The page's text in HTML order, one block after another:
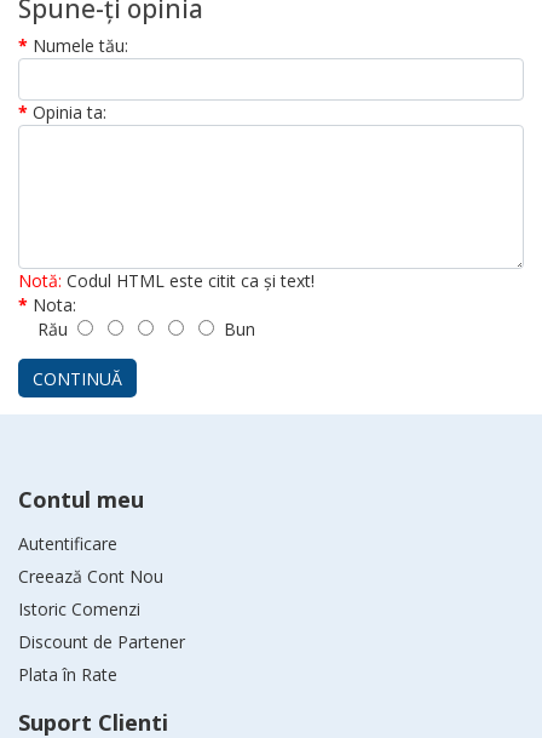
Spune-ţi opinia
Numele tău:
Opinia ta:
Notă: Codul HTML este citit ca şi text!
Nota:
Rău
Bun
CONTINUĂ
Contul meu
Autentificare
Creează Cont Nou
Istoric Comenzi
Discount de Partener
Plata în Rate
Suport Clienti